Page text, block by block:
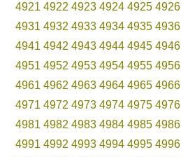
4921 4922 4923 4924 4925 4926
4931 4932 4933 4934 4935 4936
4941 4942 4943 4944 4945 4946
4951 4952 4953 4954 4955 4956
4961 4962 4963 4964 4965 4966
4971 4972 4973 4974 4975 4976
4981 4982 4983 4984 4985 4986
4991 4992 4993 4994 4995 4996